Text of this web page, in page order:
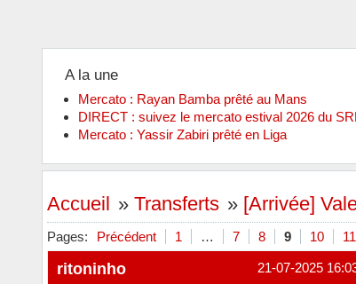
A la une
Mercato : Rayan Bamba prêté au Mans
DIRECT : suivez le mercato estival 2026 du
Mercato : Yassir Zabiri prêté en Liga
Accueil » Transferts » [Arrivée]
Pages: Précédent 1 … 7 8 9 10 11
21-07-2025
ritoninho